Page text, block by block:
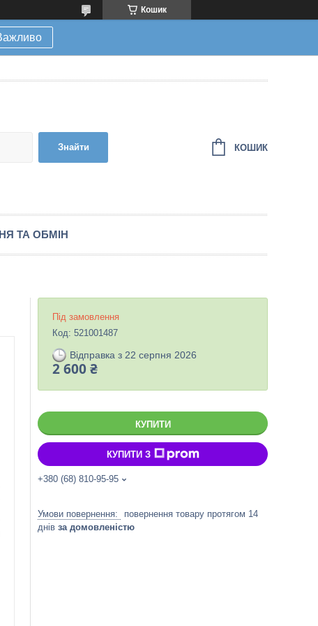
Кошик
Знайти КОШИК
ТА ОБМІН
Під замовлення
Код: 521001487
Відправка з 22 серпня 2026
2 600 ₴
КУПИТИ
КУПИТИ З
+380 (68) 810-95-95
повернення товару протягом 14
днів за домовленістю